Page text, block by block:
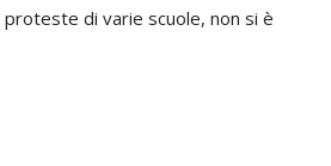
di varie scuole, non si è